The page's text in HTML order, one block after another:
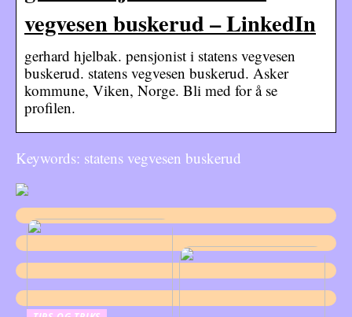
vegvesen buskerud – LinkedIn
gerhard hjelbak. pensjonist i statens vegvesen
buskerud. statens vegvesen buskerud. Asker
kommune, Viken, Norge. Bli med for å se
profilen.
Keywords: statens vegvesen buskerud